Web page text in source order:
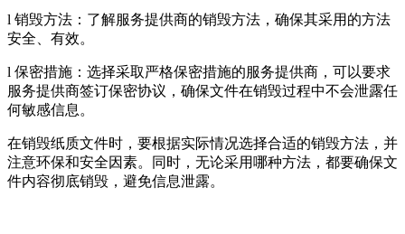
l 销毁方法：了解服务提供商的销毁方法，确保其采用的方法
安全、有效。
l 保密措施：选择采取严格保密措施的服务提供商，可以要求
服务提供商签订保密协议，确保文件在销毁过程中不会泄露任
何敏感信息。
在销毁纸质文件时，要根据实际情况选择合适的销毁方法，并
注意环保和安全因素。同时，无论采用哪种方法，都要确保文
件内容彻底销毁，避免信息泄露。